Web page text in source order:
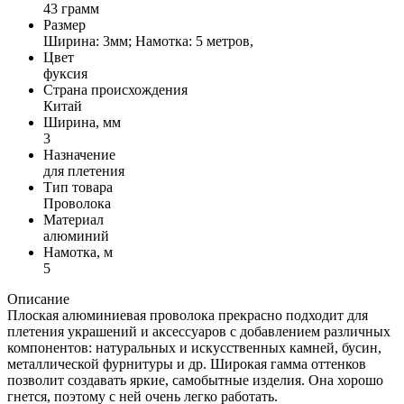
43 грамм
Размер
Ширина: 3мм; Намотка: 5 метров,
Цвет
фуксия
Страна происхождения
Китай
Ширина, мм
3
Назначение
для плетения
Тип товара
Проволока
Материал
алюминий
Намотка, м
5
Описание
Плоская алюминиевая проволока прекрасно подходит для
плетения украшений и аксессуаров с добавлением различных
компонентов: натуральных и искусственных камней, бусин,
металлической фурнитуры и др. Широкая гамма оттенков
позволит создавать яркие, самобытные изделия. Она хорошо
гнется, поэтому с ней очень легко работать.